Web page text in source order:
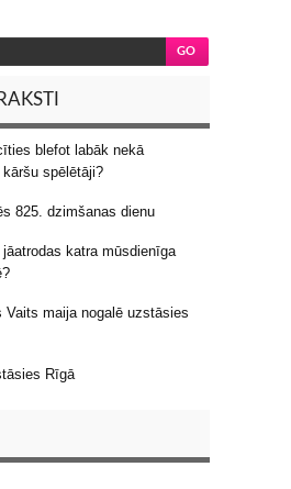
blefot labāk nekā
spēlētāji?
825. dzimšanas dienu
katra mūsdienīga
Vaits maija nogalē uzstāsies
Rīgā